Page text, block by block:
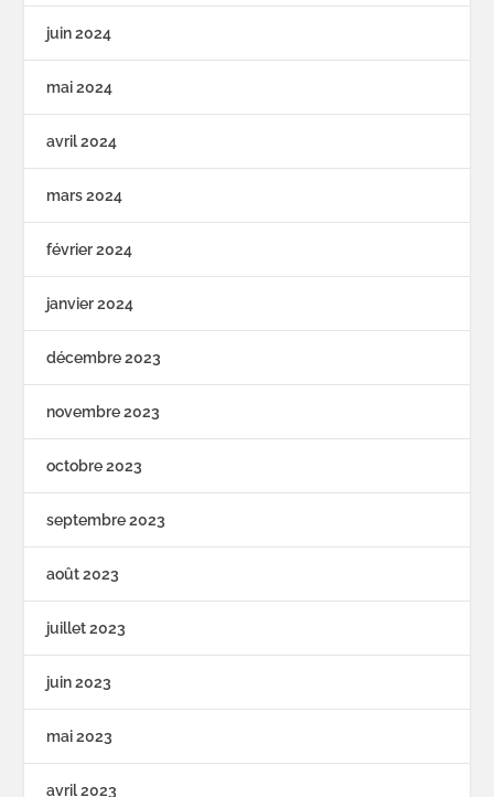
juin 2024
mai 2024
avril 2024
mars 2024
février 2024
janvier 2024
décembre 2023
novembre 2023
octobre 2023
septembre 2023
août 2023
juillet 2023
juin 2023
mai 2023
avril 2023